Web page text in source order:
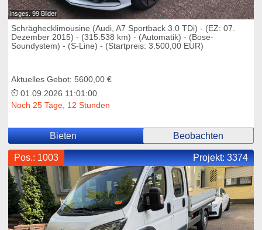
insges. 99 Bilder
Schräghecklimousine (Audi, A7 Sportback 3.0 TDi) - (EZ: 07.
Dezember 2015) - (315.538 km) - (Automatik) - (Bose-
Soundystem) - (S-Line) - (Startpreis: 3.500,00 EUR)
Aktuelles Gebot: 5600,00 €
01.09.2026 11:01:00
Noch 25 Tage, 12 Stunden
Bieten Beobachten
Pos.: 1003 Projekt:3374